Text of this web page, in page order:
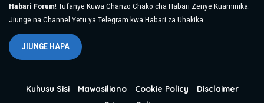
Habari Forum! Tufanye Kuwa Chanzo Chako cha Habari Zenye Kuaminika.
Jiunge na Channel Yetu ya Telegram kwa Habari za Uhakika.
JIUNGE HAPA
Kuhusu Sisi Mawasiliano Cookie Policy
Disclaimer